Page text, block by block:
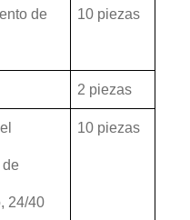
de 10 piezas
2 piezas
de
24/40
10 piezas